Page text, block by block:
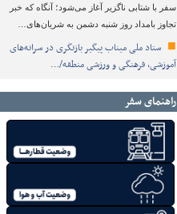
سفر با شتابی ناگزیر آغاز می‌شود؛ آنگاه که خبر
تجاوز بامداد روز شنبه دشمن به شریان‌های…
ستاد ملی میناب پیگیر بازنگری در سرانه‌های
آموزشی، فرهنگی و ورزشی منطقه/…
راهنمای سفر